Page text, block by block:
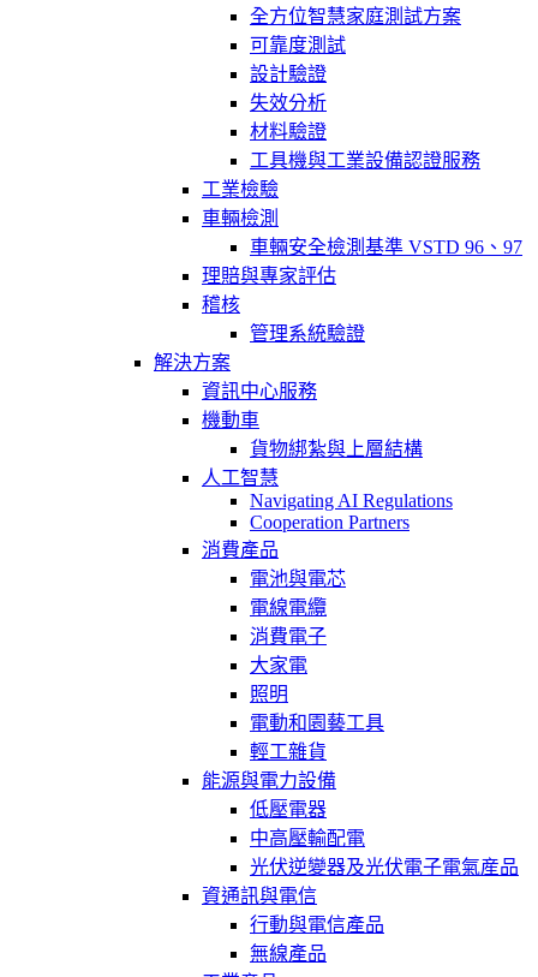
全方位智慧家庭測試方案
可靠度測試
設計驗證
失效分析
材料驗證
工具機與工業設備認證服務
工業檢驗
車輛檢測
車輛安全檢測基準 VSTD 96、97
理賠與專家評估
稽核
管理系統驗證
解決方案
資訊中心服務
機動車
貨物綁紮與上層結構
人工智慧
Navigating AI Regulations
Cooperation Partners
消費產品
電池與電芯
電線電纜
消費電子
大家電
照明
電動和園藝工具
輕工雜貨
能源與電力設備
低壓電器
中高壓輸配電
光伏逆變器及光伏電子電氣産品
資通訊與電信
行動與電信產品
無線產品